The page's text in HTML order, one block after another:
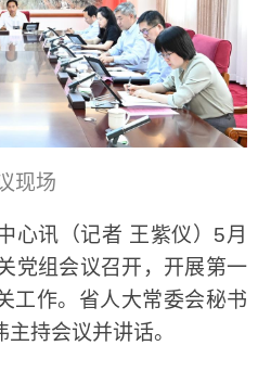
现场
讯（记者 王紫仪）5月
党组会议召开，开展第一
工作。省人大常委会秘书
持会议并讲话。